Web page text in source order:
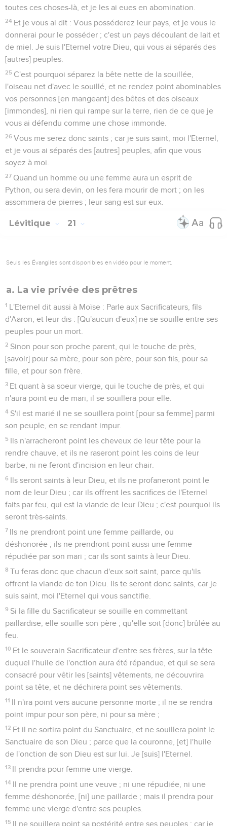
toutes ces choses-là, et je les ai eues en abomination.
24 Et je vous ai dit : Vous posséderez leur pays, et je vous le
donnerai pour le posséder ; c'est un pays découlant de lait et
de miel. Je suis l'Eternel votre Dieu, qui vous ai séparés des
[autres] peuples.
25 C'est pourquoi séparez la bête nette de la souillée,
l'oiseau net d'avec le souillé, et ne rendez point abominables
vos personnes [en mangeant] des bêtes et des oiseaux
[immondes], ni rien qui rampe sur la terre, rien de ce que je
vous ai défendu comme une chose immonde.
26 Vous me serez donc saints ; car je suis saint, moi l'Eternel,
et je vous ai séparés des [autres] peuples, afin que vous
soyez à moi.
27 Quand un homme ou une femme aura un esprit de
Python, ou sera devin, on les fera mourir de mort ; on les
assommera de pierres ; leur sang est sur eux.
Lévitique 21
Seuls les Évangiles sont disponibles en vidéo pour le moment.
a. La vie privée des prêtres
1 L'Eternel dit aussi à Moïse : Parle aux Sacrificateurs, fils
d'Aaron, et leur dis : [Qu'aucun d'eux] ne se souille entre ses
peuples pour un mort.
2 Sinon pour son proche parent, qui le touche de près,
[savoir] pour sa mère, pour son père, pour son fils, pour sa
fille, et pour son frère.
3 Et quant à sa soeur vierge, qui le touche de près, et qui
n'aura point eu de mari, il se souillera pour elle.
4 S'il est marié il ne se souillera point [pour sa femme] parmi
son peuple, en se rendant impur.
5 Ils n'arracheront point les cheveux de leur tête pour la
rendre chauve, et ils ne raseront point les coins de leur
barbe, ni ne feront d'incision en leur chair.
6 Ils seront saints à leur Dieu, et ils ne profaneront point le
nom de leur Dieu ; car ils offrent les sacrifices de l'Eternel
faits par feu, qui est la viande de leur Dieu ; c'est pourquoi ils
seront très-saints.
7 Ils ne prendront point une femme paillarde, ou
déshonorée ; ils ne prendront point aussi une femme
répudiée par son mari ; car ils sont saints à leur Dieu.
8 Tu feras donc que chacun d'eux soit saint, parce qu'ils
offrent la viande de ton Dieu. Ils te seront donc saints, car je
suis saint, moi l'Eternel qui vous sanctifie.
9 Si la fille du Sacrificateur se souille en commettant
paillardise, elle souille son père ; qu'elle soit [donc] brûlée au
feu.
10 Et le souverain Sacrificateur d'entre ses frères, sur la tête
duquel l'huile de l'onction aura été répandue, et qui se sera
consacré pour vêtir les [saints] vêtements, ne découvrira
point sa tête, et ne déchirera point ses vêtements.
11 Il n'ira point vers aucune personne morte ; il ne se rendra
point impur pour son père, ni pour sa mère ;
12 Et il ne sortira point du Sanctuaire, et ne souillera point le
Sanctuaire de son Dieu ; parce que la couronne, [et] l'huile
de l'onction de son Dieu est sur lui. Je [suis] l'Eternel.
13 Il prendra pour femme une vierge.
14 Il ne prendra point une veuve ; ni une répudiée, ni une
femme déshonorée, [ni] une paillarde ; mais il prendra pour
femme une vierge d'entre ses peuples.
15 Il ne souillera point sa postérité entre ses peuples ; car je